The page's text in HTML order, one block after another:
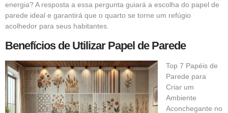
energia? A resposta a essa pergunta guiará a escolha do papel de
parede ideal e garantirá que o quarto se torne um refúgio
acolhedor para seus habitantes.
Benefícios de Utilizar Papel de Parede
Top 7 Papéis de
Parede para
Criar um
Ambiente
Aconchegante no